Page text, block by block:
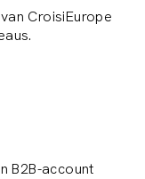
CroisiEurope
B2B-account